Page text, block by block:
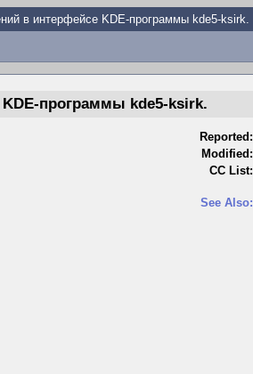
в интерфейсе KDE-программы kde5-ksirk.
программы kde5-ksirk.
Reported:
Modified:
CC List:
See Also: